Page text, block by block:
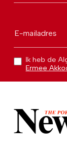
E-mailadres
Ik heb de
Ermee